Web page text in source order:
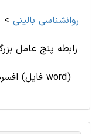
روانشناسی ‌بالینی >
رابطه پنج عامل
افسردگی زناشویی در زنان متاهل کارمند (فایل word)